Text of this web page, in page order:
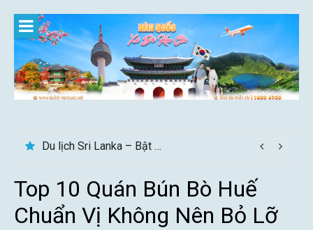
content
Gợi ý – Tháng 7 Hàn Quốc nên đi đâu, mặc gì đẹp?
Top 10 Quán Bún Bò Huế
Chuẩn Vị Không Nên Bỏ Lỡ